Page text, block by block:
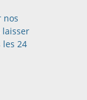
nos
les 24